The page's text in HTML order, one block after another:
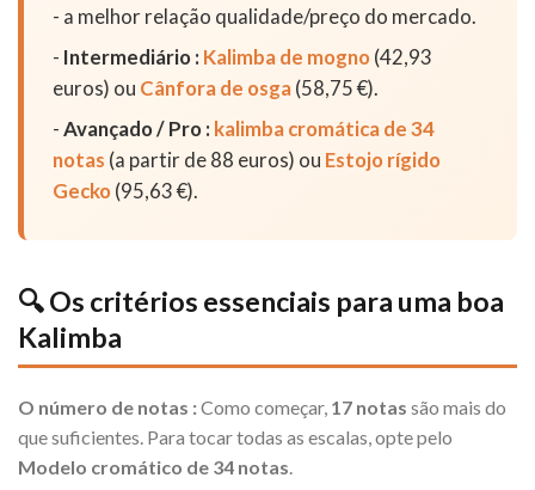
- a melhor relação qualidade/preço do mercado.
- Intermediário : Kalimba de mogno (42,93
euros) ou Cânfora de osga(58,75 €).
-Avançado / Pro : kalimba cromática de 34
notas (a partir de 88 euros) ou Estojo rígido
Gecko (95,63 €).
🔍 Os critérios essenciais para uma boa
Kalimba
O número de notas :Como começar, 17 notas são mais do
que suficientes. Para tocar todas as escalas, opte pelo
Modelo cromático de 34 notas.